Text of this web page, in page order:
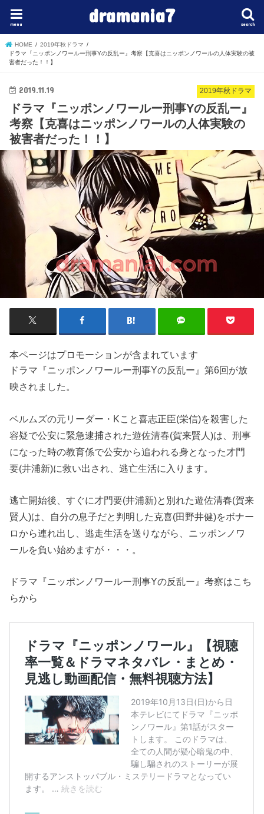
dramania7 search
menu
HOME
2019年秋ドラマ
ドラマ『ニッポンノワールー刑事Yの反乱ー』考察【克喜はニッポンノワールの人体実験の被
害者だった！！】
2019年秋ドラマ
2019.11.19
ドラマ『ニッポンノワールー刑事Yの反乱ー』
考察【克喜はニッポンノワールの人体実験の
被害者だった！！】
本ページはプロモーションが含まれています
ドラマ『ニッポンノワールー刑事Yの反乱ー』第6回が放
映されました。
ベルムズの元リーダー・Kこと喜志正臣(栄信)を殺害した
容疑で公安に緊急逮捕された遊佐清春(賀来賢人)は、刑事
になった時の教育係で公安から追われる身となった才門
要(井浦新)に救い出され、逃亡生活に入ります。
逃亡開始後、すぐに才門要(井浦新)と別れた遊佐清春(賀来
賢人)は、自分の息子だと判明した克喜(田野井健)をボナー
ロから連れ出し、逃走生活を送りながら、ニッポンノワ
ールを負い始めますが・・・。
ドラマ『ニッポンノワールー刑事Yの反乱ー』考察はこち
らから